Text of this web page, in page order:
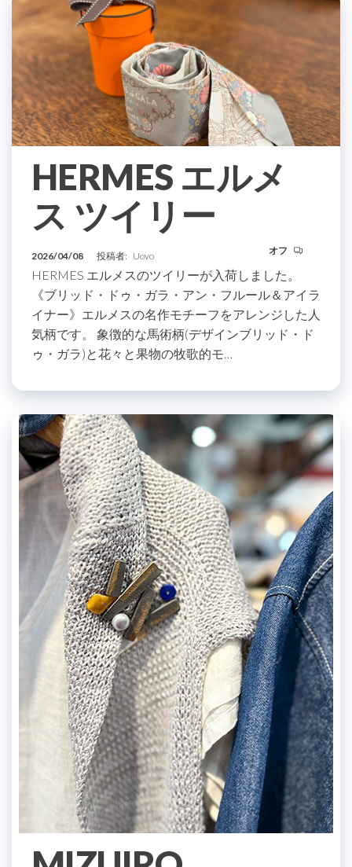
HERMES エルメ
ス ツイリー
2026/04/08 投稿者: Uovo オフ
HERMES エルメスのツイリーが入荷しました。
《ブリッド・ドゥ・ガラ・アン・フルール＆アイラ
イナー》エルメスの名作モチーフをアレンジした人
気柄です。 象徴的な馬術柄(デザインブリッド・ド
ゥ・ガラ)と花々と果物の牧歌的モ…